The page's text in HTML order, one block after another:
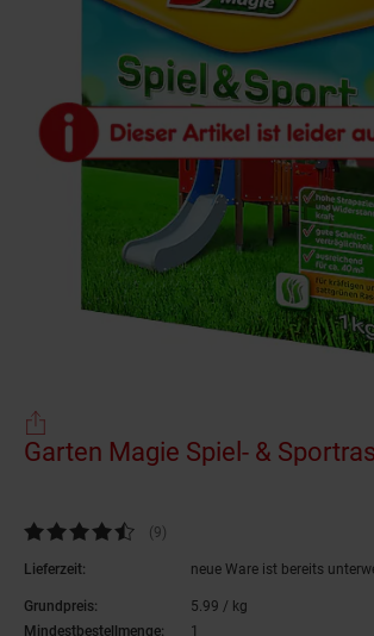
Garten Magie Spiel- &
Kundenbewertung: 4,67 von 5 Sternen
(9Kundenbewertungen
)
Lieferzeit: neue Ware ist bereits
Grundpreis: 5.99 / kg
Mindestbestellmenge:
1